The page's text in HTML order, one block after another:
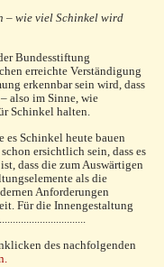
– wie viel Schinkel wird
Bundesstiftung
erreichte Verständigung
erkennbar sein wird, dass
also im Sinne, wie
Schinkel halten.
es Schinkel heute bauen
ersichtlich sein, dass es
dass die zum Auswärtigen
als die
Anforderungen
Für die Innengestaltung
des nachfolgenden